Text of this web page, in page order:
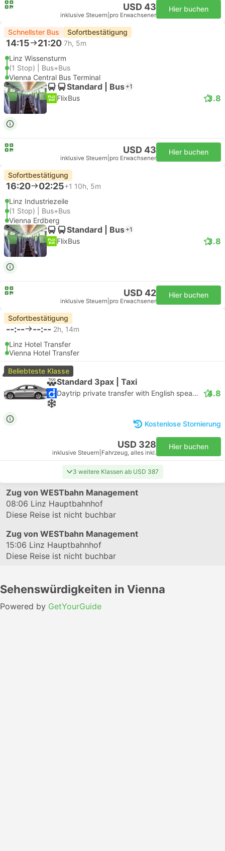
USD 43
inklusive Steuern pro Erwachsener
Hier buchen
Schnellster Bus Sofortbestätigung
14:15 21:20 7h, 5m
Linz Wissensturm
(1 Stop) | Bus+Bus
Vienna Central Bus Terminal
Standard | Bus +1
FlixBus 3.8
USD 43
inklusive Steuern pro Erwachsener
Hier buchen
Sofortbestätigung
16:20 02:25+1 10h, 5m
Linz Industriezeile
(1 Stop) | Bus+Bus
Vienna Erdberg
Standard | Bus +1
FlixBus 3.8
USD 42
inklusive Steuern pro Erwachsener
Hier buchen
Sofortbestätigung
--:-- --:-- 2h, 14m
Linz Hotel Transfer
Vienna Hotel Transfer
Beliebteste Klasse
Standard 3pax | Taxi
Daytrip private transfer with English speaking driver 4.8
Kostenlose Stornierung
USD 328
inklusive Steuern Fahrzeug, alles inkl.
Hier buchen
3 weitere Klassen ab USD 387
Zug von WESTbahn Management
08:06 Linz Hauptbahnhof
Diese Reise ist nicht buchbar
Zug von WESTbahn Management
15:06 Linz Hauptbahnhof
Diese Reise ist nicht buchbar
Sehenswürdigkeiten in Vienna
Powered by GetYourGuide